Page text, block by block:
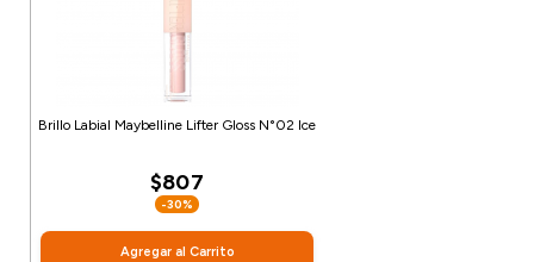
Brillo Labial Maybelline Lifter Gloss N°02 Ice
$807
-30%
Agregar al Carrito